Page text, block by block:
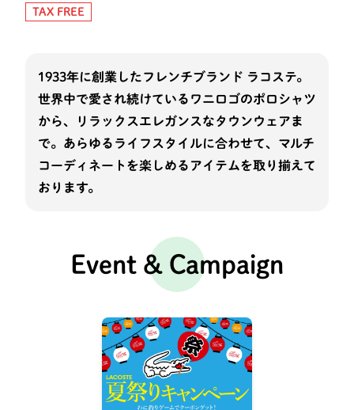
TAX FREE
1933年に創業したフレンチブランド ラコステ。
世界中で愛され続けているワニロゴのポロシャツ
から、リラックスエレガンスなタウンウェアま
で。あらゆるライフスタイルに合わせて、マルチ
コーディネートを楽しめるアイテムを取り揃えて
おります。
Event & Campaign